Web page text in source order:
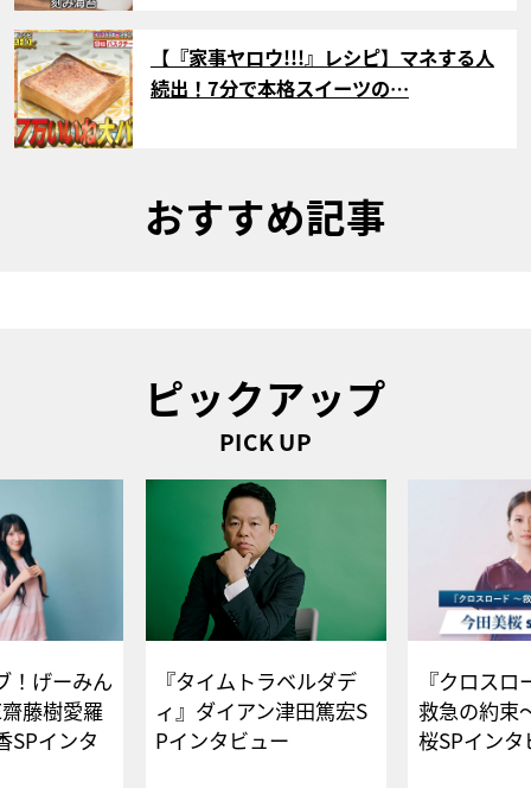
サムネイル
【『家事ヤロウ!!!』レシピ】マネする人
続出！7分で本格スイーツの…
おすすめ記事
ピックアップ
PICK UP
！げーみん
藤樹愛羅
SPインタ
『タイムトラベルダデ
ィ』ダイアン津田篤宏S
Pインタビュー
『クロス
救急の約束
桜SPイ